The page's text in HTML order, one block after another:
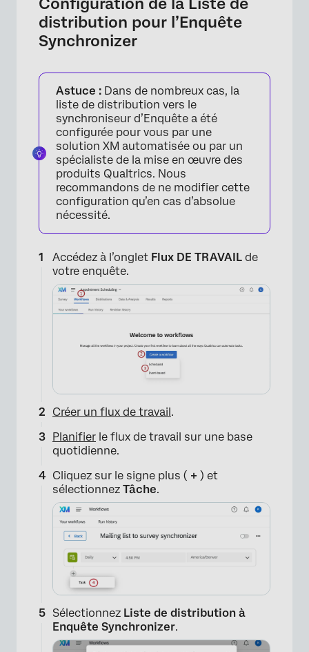
×
×
distribution pour l’Enquête
Synchronizer
Astuce : Dans de nombreux cas, la
liste de distribution vers le
synchroniseur d’Enquête a été
configurée pour vous par une
solution XM automatisée ou par un
spécialiste de la mise en œuvre des
produits Qualtrics. Nous
recommandons de ne modifier cette
configuration qu’en cas d’absolue
nécessité.
Accédez à l’onglet Flux DE TRAVAIL de
votre enquête.
Créer un flux de travail.
Planifier le flux de travail sur une base
quotidienne.
Cliquez sur le signe plus ( + ) et
sélectionnez Tâche.
Sélectionnez Liste de distribution à
Enquête Synchronizer.